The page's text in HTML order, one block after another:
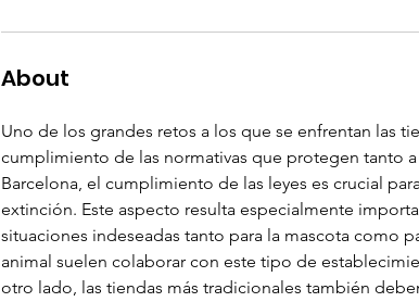
About
Uno de los grandes retos a los que se enfrentan las
cumplimiento de las normativas que protegen tanto
Barcelona, el cumplimiento de las leyes es crucial
extinción. Este aspecto resulta especialmente
situaciones indeseadas tanto para la mascota como
animal suelen colaborar con este tipo de
otro lado, las tiendas más tradicionales también